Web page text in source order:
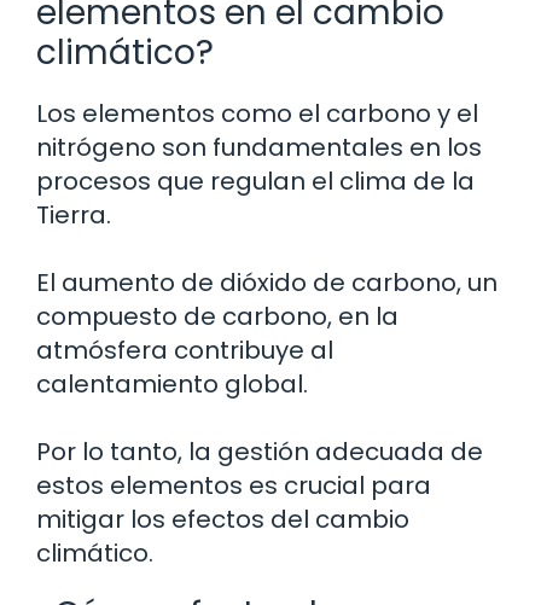
elementos en el cambio
climático?
Los elementos como el carbono y el
nitrógeno son fundamentales en los
procesos que regulan el clima de la
Tierra.
El aumento de dióxido de carbono, un
compuesto de carbono, en la
atmósfera contribuye al
calentamiento global.
Por lo tanto, la gestión adecuada de
estos elementos es crucial para
mitigar los efectos del cambio
climático.